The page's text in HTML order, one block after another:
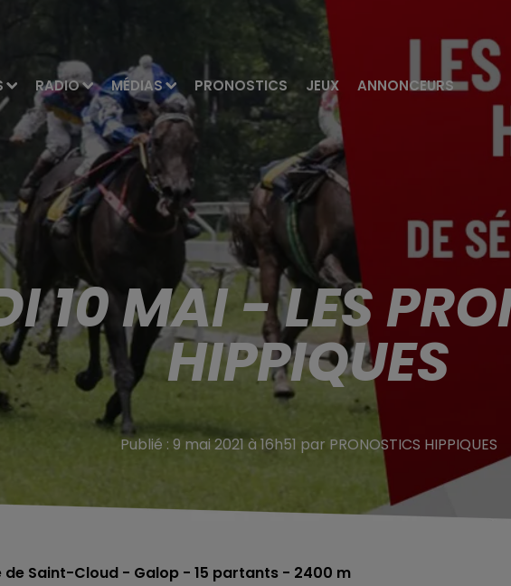
RADIO MÉDIAS PRONOSTICS JEUX ANNONCEURS
10 MAI - LES
HIPPIQUES
Publié : 9 mai 2021 à 16h51 par PRONOSTICS HIPPIQUES
Saint-Cloud - Galop - 15 partants - 2400 m